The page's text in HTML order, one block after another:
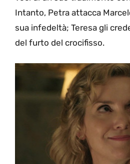
Intanto, Petra attacca
sua infedeltà; Teresa gli
del furto del crocifisso.